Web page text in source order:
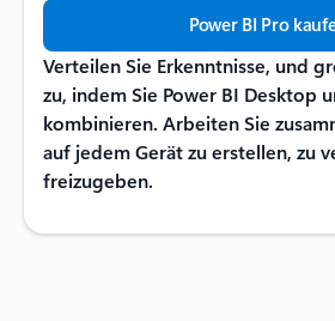
Power BI Pro
Verteilen Sie Erkenntnisse, und
zu, indem Sie Power BI Desktop
kombinieren. Arbeiten Sie
auf jedem Gerät zu erstellen, zu
freizugeben.